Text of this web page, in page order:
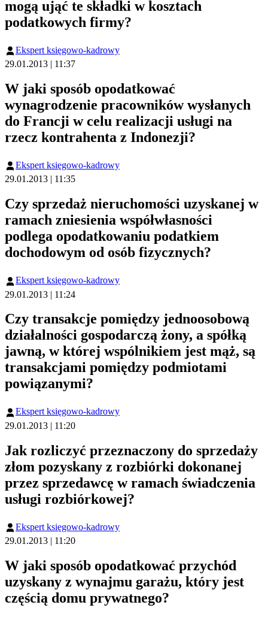
mogą ująć te składki w kosztach
podatkowych firmy?
Ekspert księgowo-kadrowy
29.01.2013 | 11:37
W jaki sposób opodatkować
wynagrodzenie pracowników wysłanych
do Francji w celu realizacji usługi na
rzecz kontrahenta z Indonezji?
Ekspert księgowo-kadrowy
29.01.2013 | 11:35
Czy sprzedaż nieruchomości uzyskanej w
ramach zniesienia współwłasności
podlega opodatkowaniu podatkiem
dochodowym od osób fizycznych?
Ekspert księgowo-kadrowy
29.01.2013 | 11:24
Czy transakcje pomiędzy jednoosobową
działalności gospodarczą żony, a spółką
jawną, w której wspólnikiem jest mąż, są
transakcjami pomiędzy podmiotami
powiązanymi?
Ekspert księgowo-kadrowy
29.01.2013 | 11:20
Jak rozliczyć przeznaczony do sprzedaży
złom pozyskany z rozbiórki dokonanej
przez sprzedawcę w ramach świadczenia
usługi rozbiórkowej?
Ekspert księgowo-kadrowy
29.01.2013 | 11:20
W jaki sposób opodatkować przychód
uzyskany z wynajmu garażu, który jest
częścią domu prywatnego?